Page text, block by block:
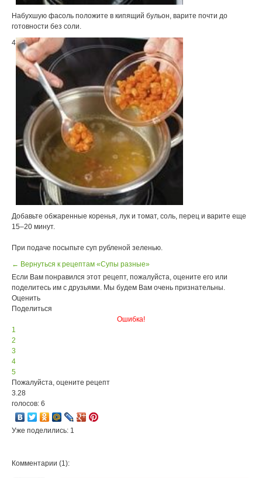
Набухшую фасоль положите в кипящий бульон, варите почти до
готовности без соли.
4
Добавьте обжаренные коренья, лук и томат, соль, перец и варите еще
15–20 минут.
При подаче посыпьте суп рубленой зеленью.
← Вернуться к рецептам «Супы разные»
Если Вам понравился этот рецепт, пожалуйста, оцените его или
поделитесь им с друзьями. Мы будем Вам очень признательны.
Оценить
Поделиться
Ошибка!
1
2
3
4
5
Пожалуйста, оцените рецепт
3.28
голосов: 6
Уже поделились: 1
Комментарии (1):